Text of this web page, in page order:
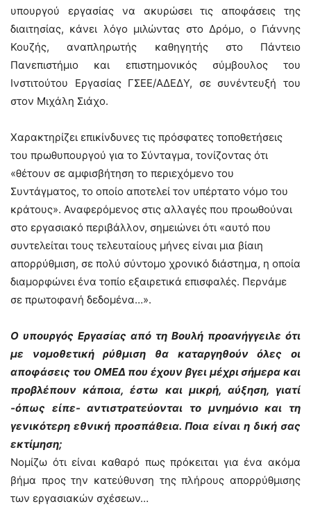
υπουργού εργασίας να ακυρώσει τις αποφάσεις της
διαιτησίας, κάνει λόγο μιλώντας στο Δρόμο, ο Γιάννης
Κουζής, αναπληρωτής καθηγητής στο Πάντειο
Πανεπιστήμιο και επιστημονικός σύμβουλος του
Ινστιτούτου Εργασίας ΓΣΕΕ/ΑΔΕΔΥ, σε συνέντευξή του
στον Μιχάλη Σιάχο.
Χαρακτηρίζει επικίνδυνες τις πρόσφατες τοποθετήσεις
του πρωθυπουργού για το Σύνταγμα, τονίζοντας ότι
«θέτουν σε αμφισβήτηση το περιεχόμενο του
Συντάγματος, το οποίο αποτελεί τον υπέρτατο νόμο του
κράτους». Αναφερόμενος στις αλλαγές που προωθούναι
στο εργασιακό περιβάλλον, σημειώνει ότι «αυτό που
συντελείται τους τελευταίους μήνες είναι μια βίαιη
απορρύθμιση, σε πολύ σύντομο χρονικό διάστημα, η οποία
διαμορφώνει ένα τοπίο εξαιρετικά επισφαλές. Περνάμε
σε πρωτοφανή δεδομένα…».
O υπουργός Εργασίας από τη Βουλή προανήγγειλε ότι
με νομοθετική ρύθμιση θα καταργηθούν όλες οι
αποφάσεις του ΟΜΕΔ που έχουν βγει μέχρι σήμερα και
προβλέπουν κάποια, έστω και μικρή, αύξηση, γιατί
-όπως είπε- αντιστρατεύονται το μνημόνιο και τη
γενικότερη εθνική προσπάθεια. Ποια είναι η δική σας
εκτίμηση;
Νομίζω ότι είναι καθαρό πως πρόκειται για ένα ακόμα
βήμα προς την κατεύθυνση της πλήρους απορρύθμισης
των εργασιακών σχέσεων…